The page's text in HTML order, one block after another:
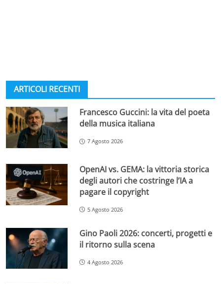
ARTICOLI RECENTI
Francesco Guccini: la vita del poeta
della musica italiana
7 Agosto 2026
OpenAI vs. GEMA: la vittoria storica
degli autori che costringe l’IA a
pagare il copyright
5 Agosto 2026
Gino Paoli 2026: concerti, progetti e
il ritorno sulla scena
4 Agosto 2026